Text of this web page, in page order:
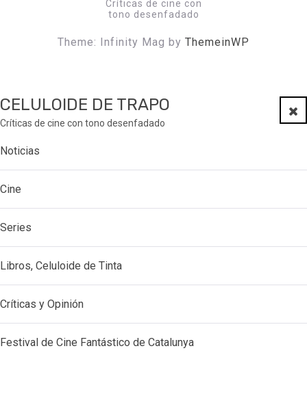
Críticas de cine con
tono desenfadado
Theme: Infinity Mag by ThemeinWP
CELULOIDE DE TRAPO
Críticas de cine con tono desenfadado
Noticias
Cine
Series
Libros, Celuloide de Tinta
Críticas y Opinión
Festival de Cine Fantástico de Catalunya